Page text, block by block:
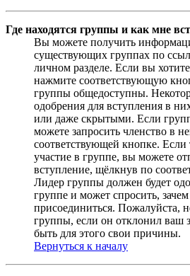
Где находятся группы и как мне
Вы можете получить
существующих группах по
личном разделе. Если вы
нажмите соответствующую
группы общедоступны.
одобрения для вступления в
или даже скрытыми. Если
можете запросить членство в
соответствующей кнопке. Если
участие в группе, вы можете
вступление, щёлкнув по
Лидер группы должен будет
группе и может спросить,
присоединиться. Пожалуйста,
группы, если он отклонил ваш
быть для этого свои причины.
Вернуться к началу